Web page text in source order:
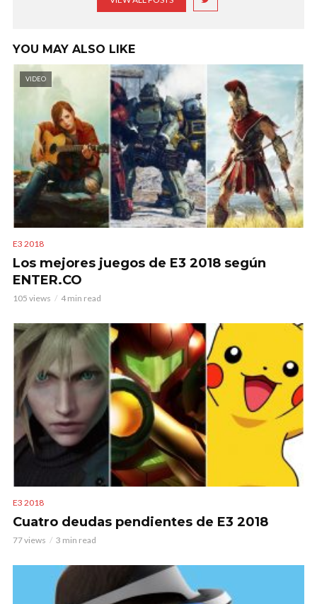
YOU MAY ALSO LIKE
VIDEO
E3 2018
Los mejores juegos de E3 2018 según
ENTER.CO
105 views 4 min read
E3 2018
Cuatro deudas pendientes de E3 2018
77 views 3 min read